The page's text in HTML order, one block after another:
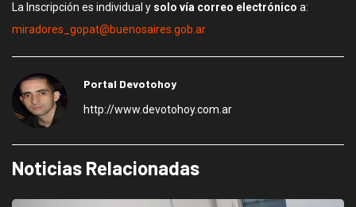
La Inscripción es individual y solo vía correo electrónico a:
miradores_gopat@buenosaires.gob.ar
Portal Devotohoy
http://www.devotohoy.com.ar
Noticias Relacionadas